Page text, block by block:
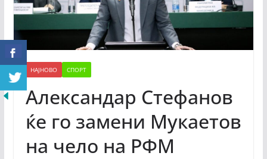
НАЈНОВО СПОРТ
Александар Стефанов
ќе го замени Мукаетов
на чело на РФМ